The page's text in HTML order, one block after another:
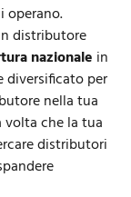
operano.
distributore
nazionale in
diversificato per
nella tua
che la tua
distributori